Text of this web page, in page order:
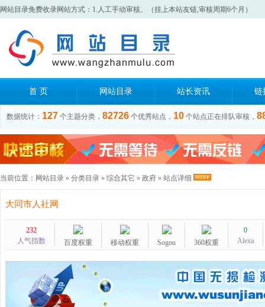
网站目录免费收录网站方式：1.人工手动审核。（挂上本站友链,审核周期6个月）
首 页 网站目录 站长资讯 链
数据统计： 127 个主题分类， 82726 个优秀站点， 10 个站点正在排队审核，
当前位置： 网站目录 » 分类目录 » 综合其它 » 政府 » 站点详细
大同市人社网
232
人气指数
百度权重 移动权重 Sogou 360权重
0
Alexa